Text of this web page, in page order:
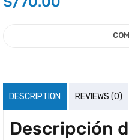
DESCRIPTION REVIEWS (0)
Descripción